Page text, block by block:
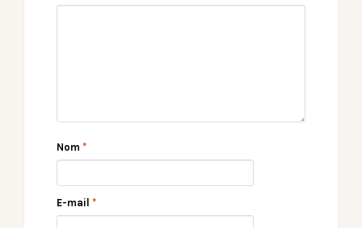
Nom *
E-mail *